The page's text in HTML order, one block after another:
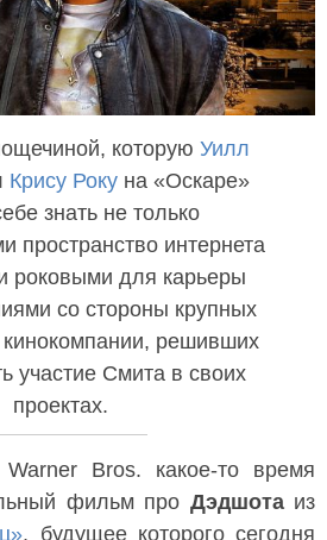
которую Уилл
Крису Рокуна «Оскаре»
знать не только
пространство интернета
роковыми для карьеры
со стороны крупных
кинокомпании, решивших
участие Смита в своих
проектах.
Bros. какое-то время
фильм про Дэдшотаиз
, будущее которого сегодня